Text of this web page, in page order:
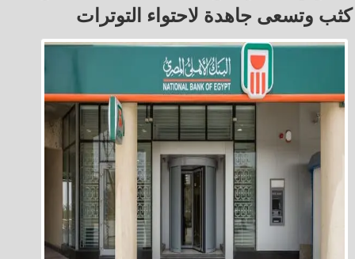
كثب وتسعى جاهدة لاحتواء التوترات